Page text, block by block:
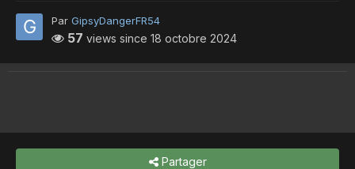
Par GipsyDangerFR54
57 views since 18 octobre 2024
Partager